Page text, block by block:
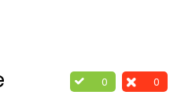
0 0